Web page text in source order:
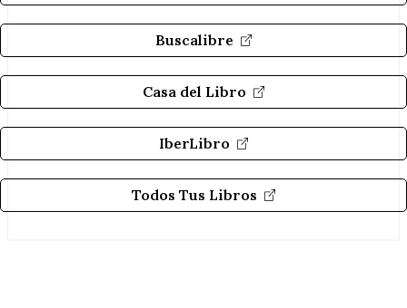
Buscalibre
Casa del Libro
IberLibro
Todos Tus Libros